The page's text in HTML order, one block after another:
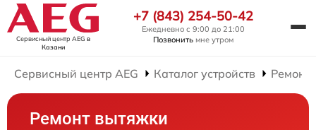
Сервисный центр AEG в
Казани
+7 (843) 254-50-42
Ежедневно с 9:00 до 21:00
Позвонить мне утром
Сервисный центр AEG Каталог устройств Ремонт
Ремонт вытяжки